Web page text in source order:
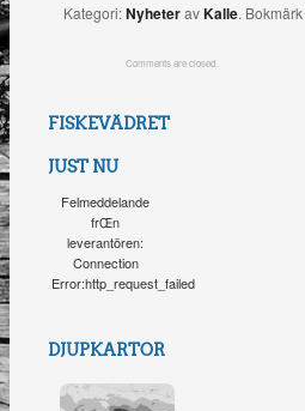
Kategori:NyheteravKalle. Bokmärk
Comments are closed.
FISKEVÄDRET
JUST NU
Felmeddelande
frŒn
leverantören:
Connection
Error:http_request_failed
DJUPKARTOR